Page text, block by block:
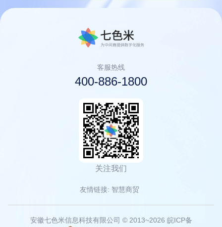
客服热线
400-886-1800
关注我们
友情链接: 智慧商贸
安徽七色米信息科技有限公司 © 2013~2026 皖ICP备